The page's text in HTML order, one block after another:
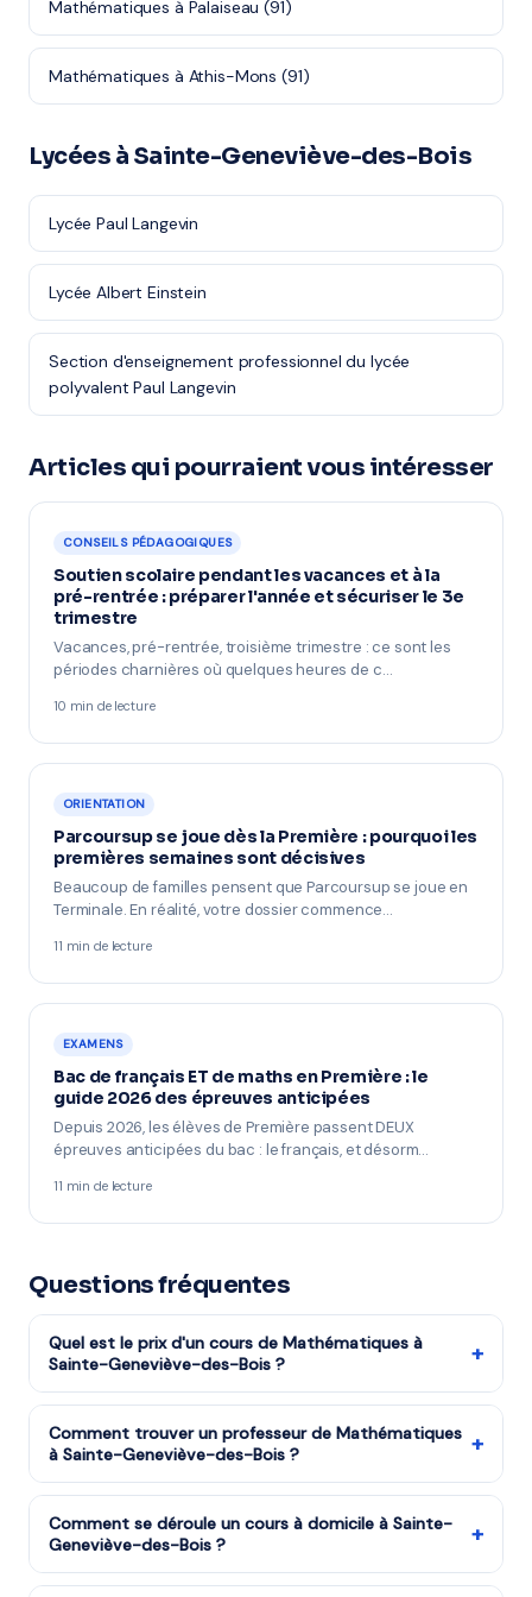
Mathématiques à Palaiseau (91)
Mathématiques à Athis-Mons (91)
Lycées à Sainte-Geneviève-des-Bois
Lycée Paul Langevin
Lycée Albert Einstein
Section d'enseignement professionnel du lycée
polyvalent Paul Langevin
Articles qui pourraient vous intéresser
CONSEILS PÉDAGOGIQUES
Soutien scolaire pendant les vacances et à la
pré-rentrée : préparer l'année et sécuriser le 3e
trimestre
Vacances, pré-rentrée, troisième trimestre : ce sont les
périodes charnières où quelques heures de c…
10 min de lecture
ORIENTATION
Parcoursup se joue dès la Première : pourquoi les
premières semaines sont décisives
Beaucoup de familles pensent que Parcoursup se joue en
Terminale. En réalité, votre dossier commence…
11 min de lecture
EXAMENS
Bac de français ET de maths en Première : le
guide 2026 des épreuves anticipées
Depuis 2026, les élèves de Première passent DEUX
épreuves anticipées du bac : le français, et désorm…
11 min de lecture
Questions fréquentes
Quel est le prix d'un cours de Mathématiques à
Sainte-Geneviève-des-Bois ?
+
Les tarifs dépendent de la matière, du niveau et de la
formule choisie. Notre organisme partenaire est agréé
services à la personne : vous bénéficiez du crédit
d'impôt de 50%. Remplissez le formulaire pour recevoir
un devis gratuit.
Comment trouver un professeur de Mathématiques
à Sainte-Geneviève-des-Bois ?
+
Remplissez notre formulaire en 2 minutes. Notre équipe
vous met en relation avec notre organisme partenaire
à Sainte-Geneviève-des-Bois et vous recevez des
propositions en moins d'une heure. Service gratuit et
Comment se déroule un cours à domicile à Sainte-
Geneviève-des-Bois ?
+
Le professeur arrive à votre domicile à Sainte-